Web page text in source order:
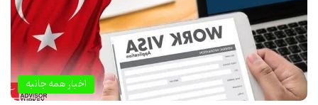
اخبار همه جانبه